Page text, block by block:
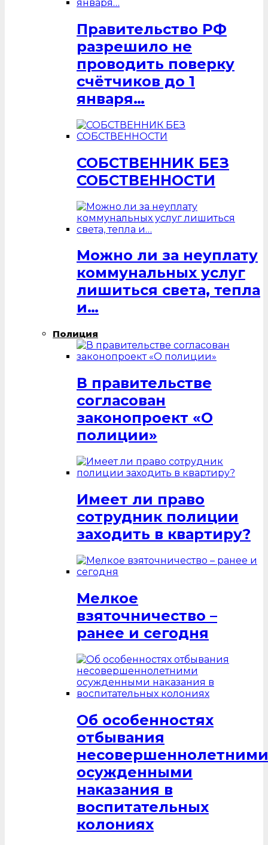
Правительство РФ
разрешило не
проводить поверку
счётчиков до 1
января…
СОБСТВЕННИК БЕЗ
СОБСТВЕННОСТИ
Можно ли за неуплату
коммунальных услуг
лишиться света, тепла
и…
Полиция
В правительстве
согласован
законопроект «О
полиции»
Имеет ли право
сотрудник полиции
заходить в квартиру?
Мелкое
взяточничество –
ранее и сегодня
Об особенностях
отбывания
несовершеннолетними
осужденными
наказания в
воспитательных
колониях